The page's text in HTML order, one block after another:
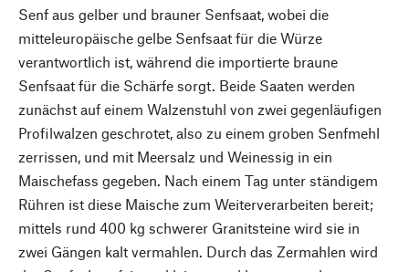
Senf aus gelber und brauner Senfsaat, wobei die
mitteleuropäische gelbe Senfsaat für die Würze
verantwortlich ist, während die importierte braune
Senfsaat für die Schärfe sorgt. Beide Saaten werden
zunächst auf einem Walzenstuhl von zwei gegenläufigen
Profilwalzen geschrotet, also zu einem groben Senfmehl
zerrissen, und mit Meersalz und Weinessig in ein
Maischefass gegeben. Nach einem Tag unter ständigem
Rühren ist diese Maische zum Weiterverarbeiten bereit;
mittels rund 400 kg schwerer Granitsteine wird sie in
zwei Gängen kalt vermahlen. Durch das Zermahlen wird